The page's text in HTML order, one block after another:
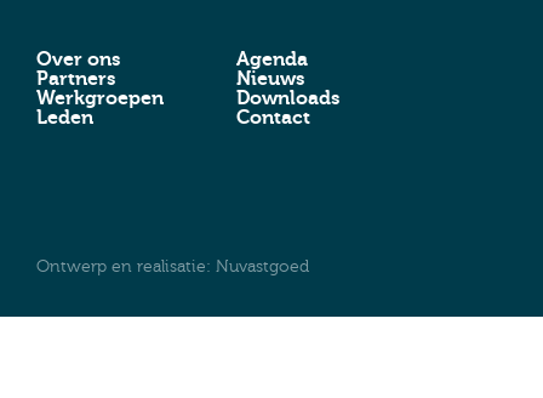
Over ons
Partners
Werkgroepen
Leden
Agenda
Nieuws
Downloads
Contact
Ontwerp en realisatie: Nuvastgoed